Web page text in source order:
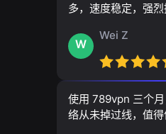
多，速度稳定，强烈
W
Wei Z
使用 789vpn 三个
络从未掉过线，值得